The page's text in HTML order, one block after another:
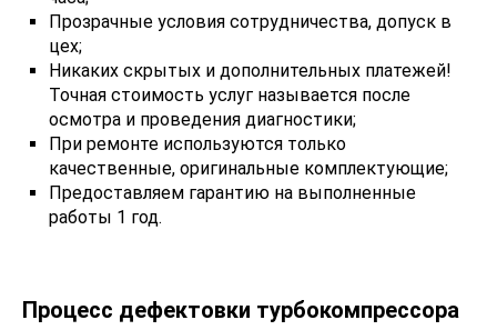
Прозрачные условия сотрудничества, допуск в
цех;
Никаких скрытых и дополнительных платежей!
Точная стоимость услуг называется после
осмотра и проведения диагностики;
При ремонте используются только
качественные, оригинальные комплектующие;
Предоставляем гарантию на выполненные
работы 1 год.
Процесс дефектовки турбокомпрессора